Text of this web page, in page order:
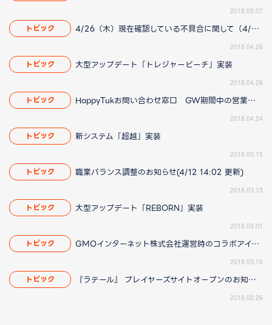
2018.05.07
トピック 4/26（木）現在確認している不具合に関して（4/27 19:25更新）
2018.04.26
トピック 大型アップデート「トレジャービーチ」実装
2018.04.26
トピック HappyTukお問い合わせ窓口 GW期間中の営業についてのお知らせ
2018.04.24
トピック 新システム「超越」実装
2018.03.15
トピック 職業バランス調整のお知らせ(4/12 14:02 更新)
2018.03.15
トピック 大型アップデート「REBORN」実装
2018.03.01
トピック GMOインターネット株式会社運営時のコラボアイテムについて(3/16 16:45更新)
2018.03.16
トピック 『ラテール』 プレイヤーズサイトオープンのお知らせ
2018.02.26